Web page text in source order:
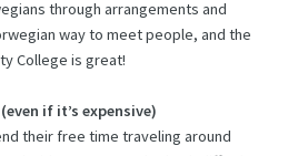
through arrangements and
way to meet people, and the
College is great!
if it’s expensive)
their free time traveling around